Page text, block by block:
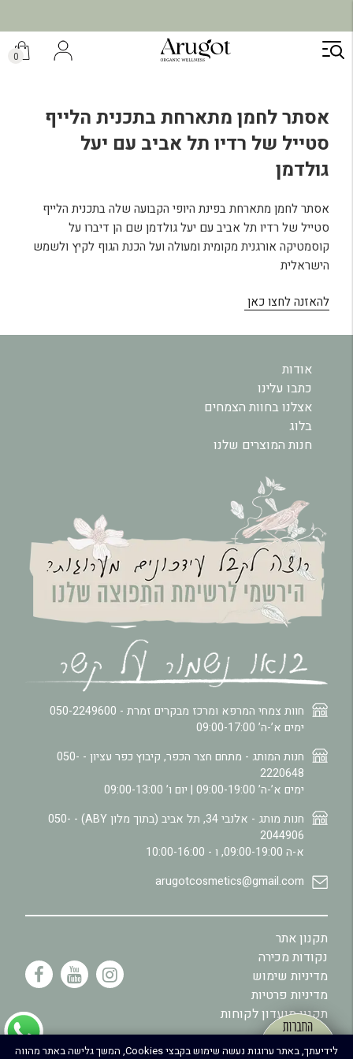
דילוג
לתוכן
0
אסתר לחמן מתארחת בתכנית הלייף
סטייל של רדיו תל אביב עם יעל
גולדמן
אסתר לחמן מתארחת בפינת היופי הקבועה שלה בתכנית הלייף
סטייל של רדיו תל אביב עם יעל גולדמן שם הן דיברו על
קוסמטיקה אורגנית מקומית ומעולה ועל הכנת הגוף לקיץ ולשמש
הישראלית
להאזנה לחצו כאן
חוות צמחי המרפא ומרכז מבקרים זמרת - 050-2249600
ימים א’-ה’ 09:00-17:00
חנות המותג - מתחם חצר הכפר, קיבוץ כפר עציון - 050-
2220648
ימים א’-ה’ 09:00-19:00 | יום ו’ 09:00-13:00
חנות מותג - אלנבי 34, תל אביב (בתוך מלון ABY) -
050-
2044906
א-ה 09:00-19:00, ו - 10:00-16:00
arugotcosmetics@gmail.com
תקנון אתר
נקודות מכירה
מדיניות שימוש
מדיניות פרטיות
תקנון מועדון לקוחות
אודות
כתבו עלינו
אצלנו בחוות הצמחים
בלוג
חנות המוצרים שלנו
לידיעתך, באתר ערוגות נעשה שימוש בקבצי Cookies, המשך גלישה באתר מהווה
.